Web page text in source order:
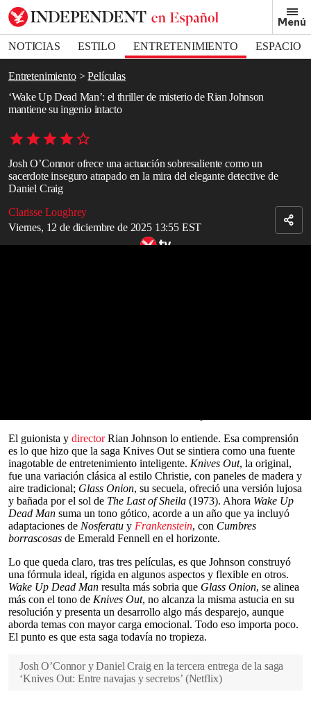
Menú
NOTICIAS ESTILO ENTRETENIMIENTO
ESPACIO
DEPORTES
Entretenimiento
Películas
‘Wake Up Dead Man’: el thriller de misterio de Rian Johnson
mantiene su ingenio intacto
Josh O’Connor ofrece una actuación sobresaliente como un
sacerdote inseguro atrapado en la mira del elegante detective de
Daniel Craig
Clarisse Loughrey
Viernes, 12 de diciembre de 2025 13:55 EST
Bookmark popover
Removed from bookmarks
Close popover
seconds
seconds
El guionista y directorRian Johnson lo entiende. Esa comprensión
es lo que hizo que la saga Knives Out se sintiera como una fuente
inagotable de entretenimiento inteligente. Knives Out, la original,
fue una variación clásica al estilo Christie, con paneles de madera y
aire tradicional; Glass Onion, su secuela, ofreció una versión lujosa
y bañada por el sol de The Last of Sheila (1973). Ahora Wake Up
Dead Man suma un tono gótico, acorde a un año que ya incluyó
adaptaciones de Nosferatu y Frankenstein, con Cumbres
borrascosas de Emerald Fennell en el horizonte.
Lo que queda claro, tras tres películas, es que Johnson construyó
una fórmula ideal, rígida en algunos aspectos y flexible en otros.
Wake Up Dead Man resulta más sobria que Glass Onion, se alinea
más con el tono de Knives Out, no alcanza la misma astucia en su
resolución y presenta un desarrollo algo más desparejo, aunque
aborda temas con mayor carga emocional. Todo eso importa poco.
El punto es que esta saga todavía no tropieza.
Josh O’Connor y Daniel Craig en la tercera entrega de la saga
‘Knives Out: Entre navajas y secretos’ (Netflix)